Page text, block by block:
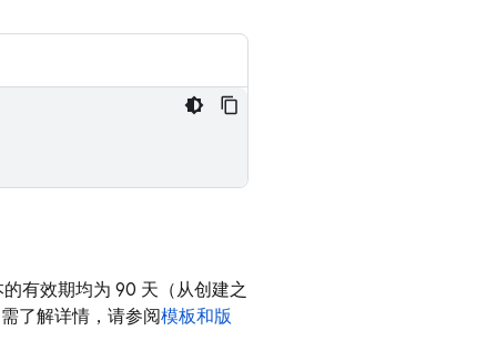
有效期均为 90 天（从创建之
了解详情，请参阅模板和版